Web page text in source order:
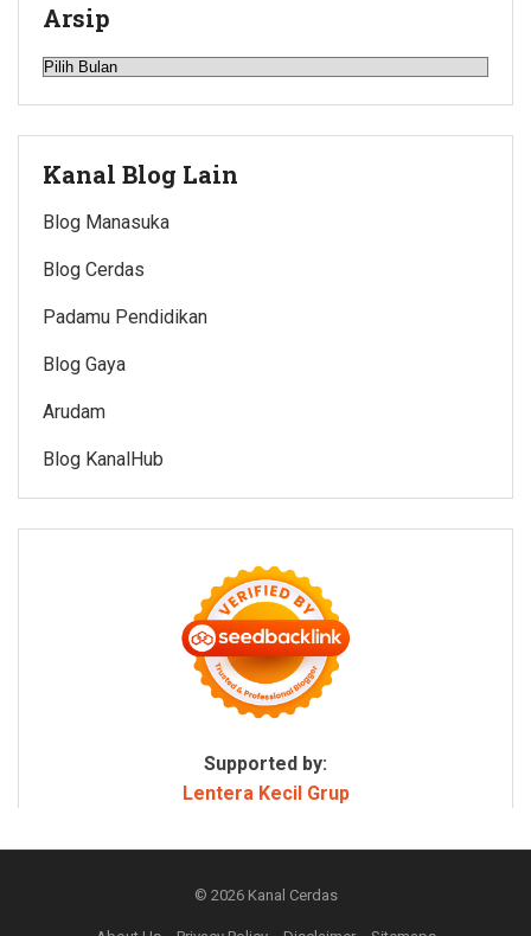
Arsip
Arsip
Kanal Blog Lain
Blog Manasuka
Blog Cerdas
Padamu Pendidikan
Blog Gaya
Arudam
Blog KanalHub
Supported by:
Lentera Kecil Grup
© 2026 Kanal Cerdas